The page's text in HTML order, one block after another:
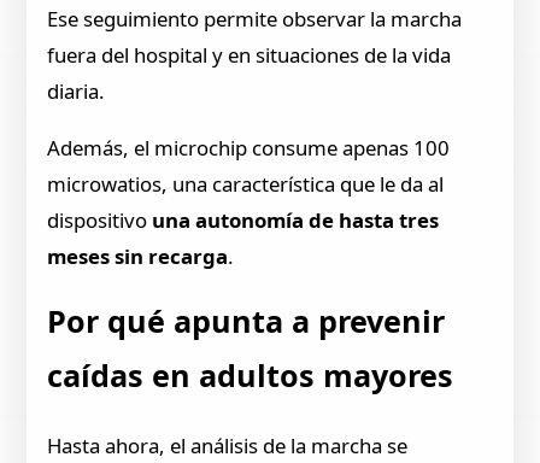
Ese seguimiento permite observar la marcha
fuera del hospital y en situaciones de la vida
diaria.
Además, el microchip consume apenas 100
microwatios, una característica que le da al
dispositivo una autonomía de hasta tres
meses sin recarga.
Por qué apunta a prevenir
caídas en adultos mayores
Hasta ahora, el análisis de la marcha se